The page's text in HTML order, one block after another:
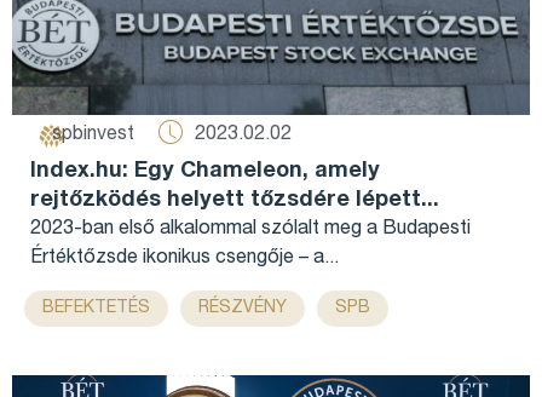
spbinvest 2023.02.02
Index.hu: Egy Chameleon, amely
rejtőzködés helyett tőzsdére lépett...
2023-ban első alkalommal szólalt meg a Budapesti
Értéktőzsde ikonikus csengője – a...
BEFEKTETÉS RÉSZVÉNY SPB